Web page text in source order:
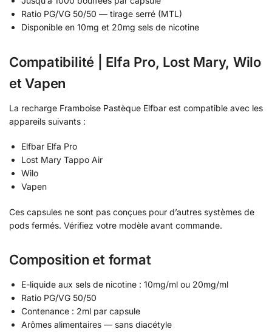
Ratio PG/VG 50/50 — tirage serré (MTL)
Disponible en 10mg et 20mg sels de nicotine
Compatibilité | Elfa Pro, Lost Mary, Wilo
et Vapen
La recharge Framboise Pastèque Elfbar est compatible avec les
appareils suivants :
Elfbar Elfa Pro
Lost Mary Tappo Air
Wilo
Vapen
Ces capsules ne sont pas conçues pour d’autres systèmes de
pods fermés. Vérifiez votre modèle avant commande.
Composition et format
E-liquide aux sels de nicotine : 10mg/ml ou 20mg/ml
Ratio PG/VG 50/50
Contenance : 2ml par capsule
Arômes alimentaires — sans diacétyle